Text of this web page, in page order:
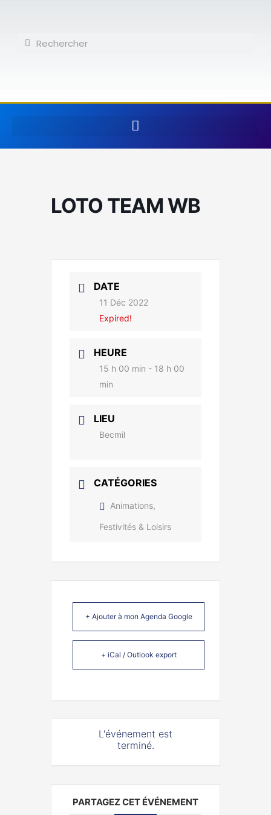
contenuRechercher
Rechercher
LOTO TEAM WB
DATE
11 Déc 2022
Expired!
HEURE
15 h 00 min - 18 h 00
min
LIEU
Becmil
CATÉGORIES
Animations,
Festivités & Loisirs
+ Ajouter à mon Agenda Google
+ iCal / Outlook export
L'événement est
terminé.
PARTAGEZ CET ÉVÉNEMENT